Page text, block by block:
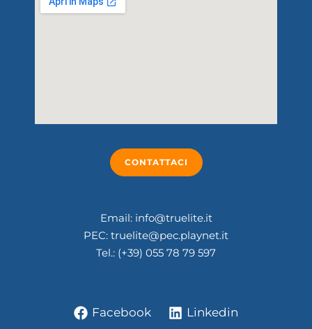
CONTATTACI
Email: info@truelite.it
PEC: truelite@pec.playnet.it
Tel.: (+39) 055 78 79 597
Facebook Linkedin